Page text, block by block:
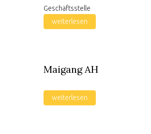
Geschäftsstelle
weiterlesen
Maigang AH
weiterlesen